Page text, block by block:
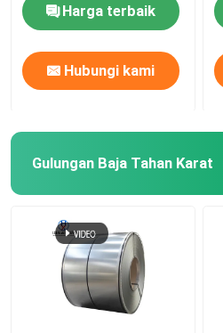
Harga terbaik
Hubungi kami
Gulungan Baja Tahan Karat